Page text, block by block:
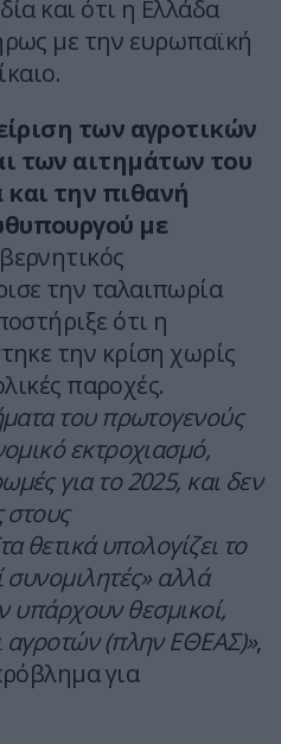
και ότι η Ελλάδα
με την ευρωπαϊκή
των αγροτικών
των αιτημάτων του
την πιθανή
με
την ταλαιπωρία
ότι η
την κρίση χωρίς
παροχές.
του πρωτογενούς
εκτροχιασμό,
για το 2025, και δεν
στους
θετικά υπολογίζει το
αλλά
υπάρχουν θεσμικοί,
αγροτών (πλην ΕΘΕΑΣ)»,
για